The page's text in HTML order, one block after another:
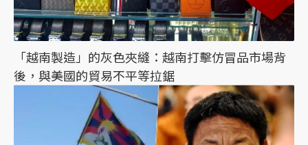
「越南製造」的灰色夾縫：越南打擊仿冒品市場背
後，與美國的貿易不平等拉鋸